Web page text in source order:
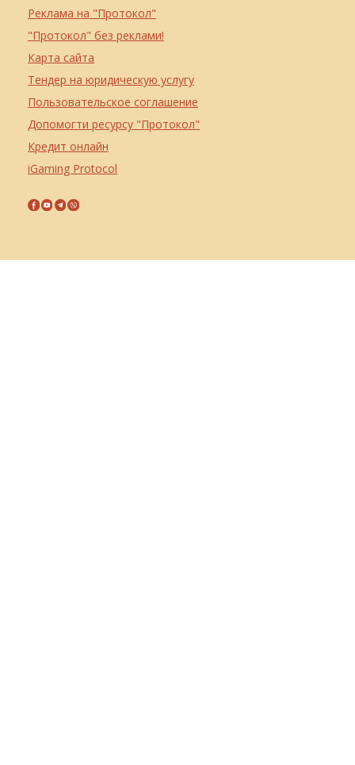
Реклама на "Протокол"
"Протокол" без реклами!
Карта сайта
Тендер на юридическую услугу
Пользовательское соглашение
Допомогти ресурсу "Протокол"
Кредит онлайн
iGaming Protocol